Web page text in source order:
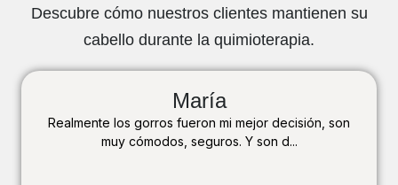
Descubre cómo nuestros clientes mantienen su
cabello durante la quimioterapia.
María
Realmente los gorros fueron mi mejor decisión, son
muy cómodos, seguros. Y son d...